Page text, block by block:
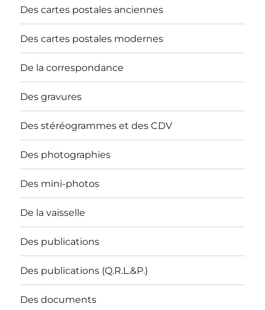
Des cartes postales anciennes
Des cartes postales modernes
De la correspondance
Des gravures
Des stéréogrammes et des CDV
Des photographies
Des mini-photos
De la vaisselle
Des publications
Des publications (Q.R.L.&P.)
Des documents